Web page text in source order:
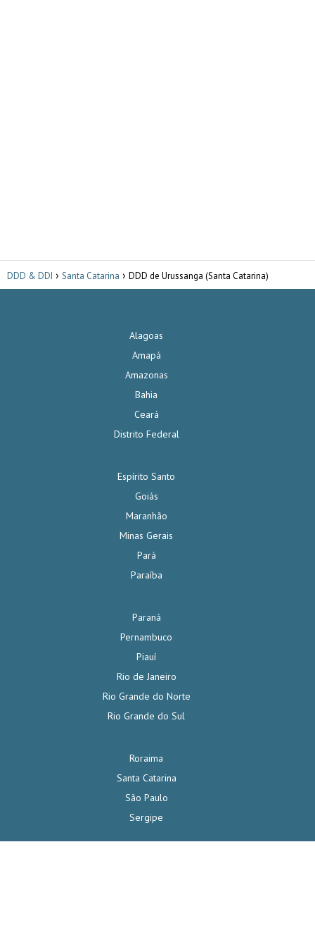
DDD & DDI Santa Catarina DDD de Urussanga (Santa Catarina)
Alagoas
Amapá
Amazonas
Bahia
Ceará
Distrito Federal
Espírito Santo
Goiás
Maranhão
Minas Gerais
Pará
Paraíba
Paraná
Pernambuco
Piauí
Rio de Janeiro
Rio Grande do Norte
Rio Grande do Sul
Roraima
Santa Catarina
São Paulo
Sergipe